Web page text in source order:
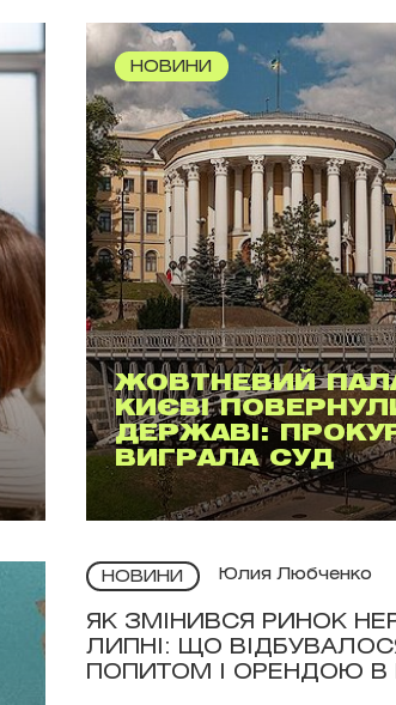
НОВИНИ
ЖОВТНЕВИЙ
КИЄВІ
ДЕРЖАВІ:
ВИГРАЛА СУД
НОВИНИ Юлия Любченко
ЯК ЗМІНИВСЯ РИНОК
ЛИПНІ: ЩО
ПОПИТОМ І ОРЕНДОЮ В